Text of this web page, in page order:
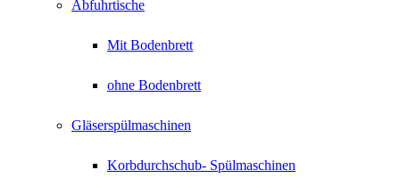
Abfuhrtische
Mit Bodenbrett
ohne Bodenbrett
Gläserspülmaschinen
Korbdurchschub- Spülmaschinen